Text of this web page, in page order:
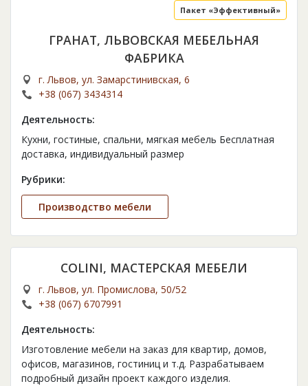
ГРАНАТ, ЛЬВОВСКАЯ МЕБЕЛЬНАЯ
ФАБРИКА
Пакет «Эффективный»
г. Львов, ул. Замарстинивская, 6
+38 (067) 3434314
Деятельность:
Кухни, гостиные, спальни, мягкая мебель Бесплатная
доставка, индивидуальный размер
Рубрики:
Производство мебели
COLINI, МАСТЕРСКАЯ МЕБЕЛИ
г. Львов, ул. Промислова, 50/52
+38 (067) 6707991
Деятельность:
Изготовление мебели на заказ для квартир, домов,
офисов, магазинов, гостиниц и т.д. Разрабатываем
подробный дизайн проект каждого изделия.